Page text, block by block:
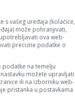
s vašeg uređaja (kolačiće,
može pohranjivati,
ova web-
precizne podatke o
podatke na temelju
možete upravljati
ili na izborniku web-
pristanka u postavkama